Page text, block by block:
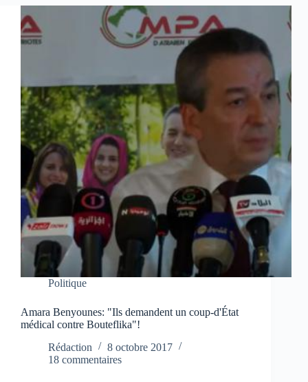
Politique
Amara Benyounes: "Ils demandent un coup-d'État
médical contre Bouteflika"!
Rédaction
8 octobre 2017
18 commentaires